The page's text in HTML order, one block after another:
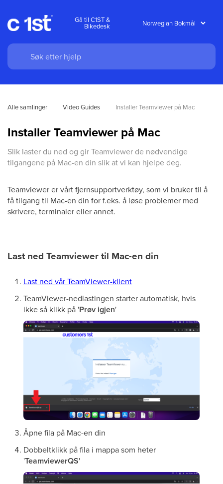
Gå til C1ST &
Bikedesk
Alle samlinger Video Guides Installer Teamviewer på Mac
Installer Teamviewer på Mac
Slik laster du ned og gir Teamviewer de nødvendige
tilgangene på Mac-en din slik at vi kan hjelpe deg.
Teamviewer er vårt fjernsupportverktøy, som vi bruker til å
få tilgang til Mac-en din for f.eks. å løse problemer med
skrivere, terminaler eller annet.
Last ned Teamviewer til Mac-en din
Last ned vår TeamViewer-klient
TeamViewer-nedlastingen starter automatisk, hvis
ikke så klikk på 'Prøv igjen'
Åpne fila på Mac-en din
Dobbeltklikk på fila i mappa som heter
'TeamviewerQS'